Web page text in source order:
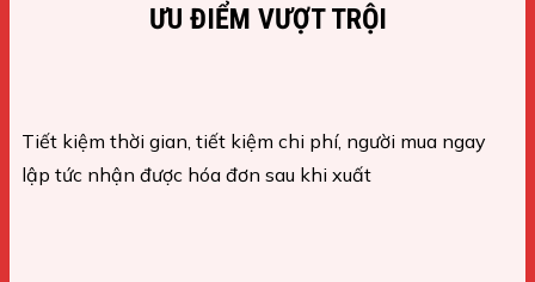
ƯU ĐIỂM VƯỢT TRỘI
Tiết kiệm thời gian, tiết kiệm chi phí, người mua ngay
lập tức nhận được hóa đơn sau khi xuất